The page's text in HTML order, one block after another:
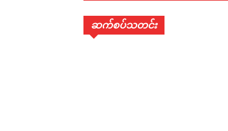
ဆက်စပ်သတင်း